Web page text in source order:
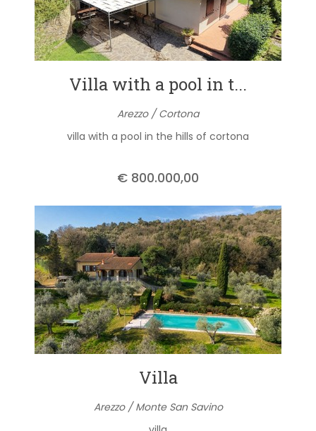
Villa with a pool in t...
Arezzo / Cortona
villa with a pool in the hills of cortona
€ 800.000,00
Villa
Arezzo / Monte San Savino